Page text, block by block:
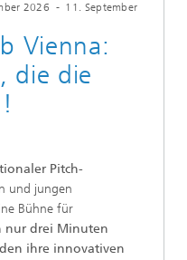
2026 - 11. September
Vienna:
die die
Pitch-
und jungen
Bühne für
nur drei Minuten
ihre innovativen